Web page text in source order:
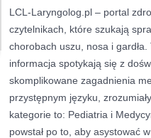
LCL-Laryngolog.pl – portal
czytelnikach, które szukają
chorobach uszu, nosa i
informacja spotykają się z
skomplikowane zagadnienia
przystępnym języku,
kategorie to: Pediatria i
powstał po to, aby asystować